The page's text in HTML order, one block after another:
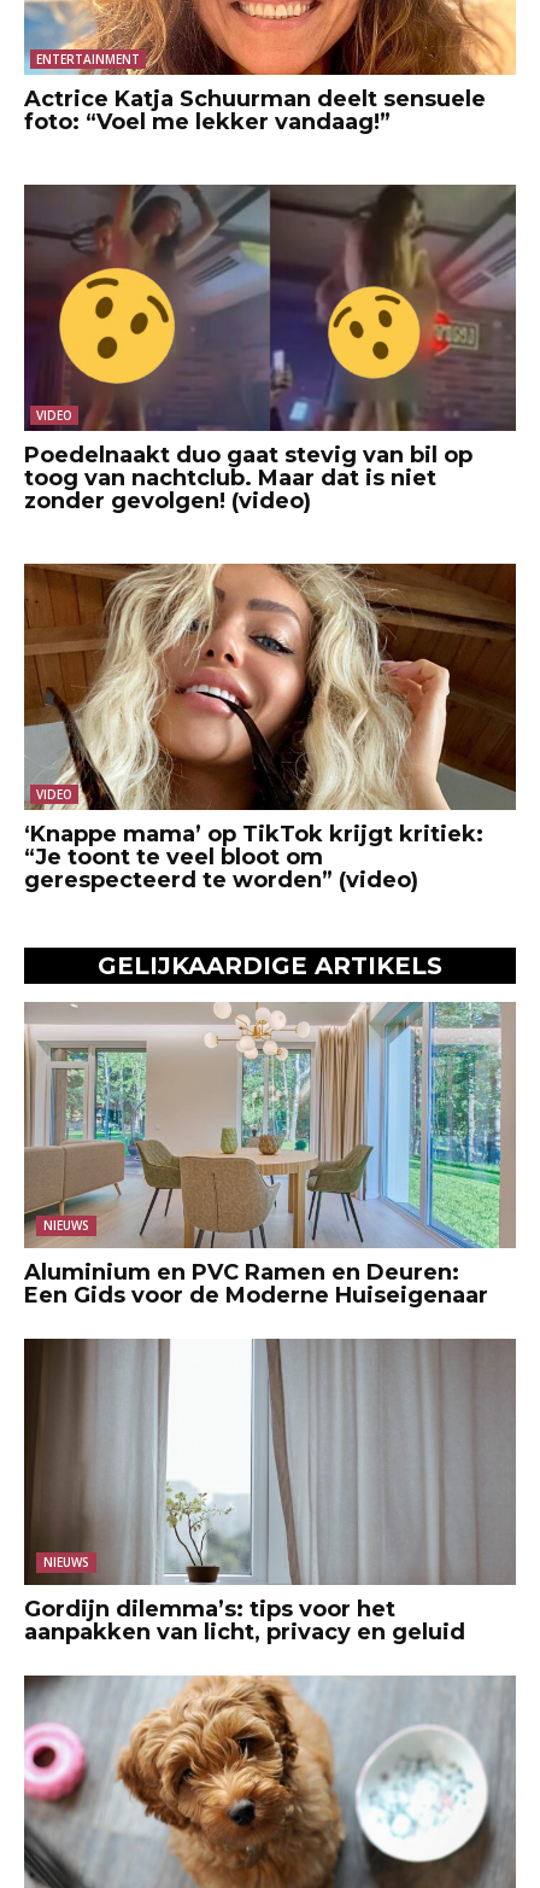
ENTERTAINMENT
Actrice Katja Schuurman deelt sensuele
foto: “Voel me lekker vandaag!”
VIDEO
Poedelnaakt duo gaat stevig van bil op
toog van nachtclub. Maar dat is niet
zonder gevolgen! (video)
VIDEO
‘Knappe mama’ op TikTok krijgt kritiek:
“Je toont te veel bloot om
gerespecteerd te worden” (video)
GELIJKAARDIGE ARTIKELS
NIEUWS
Aluminium en PVC Ramen en Deuren:
Een Gids voor de Moderne Huiseigenaar
NIEUWS
Gordijn dilemma’s: tips voor het
aanpakken van licht, privacy en geluid